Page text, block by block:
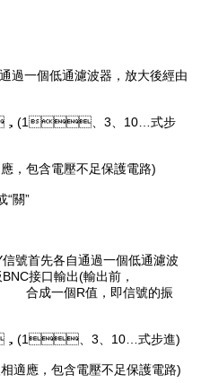
個低通濾波器，放大後經由
，(1、3、10…式步
，包含電壓不足保護電路)
“關”
首先各自通過一個低通濾波
接口輸出(輸出前，
個R值，即信號的振
(1、3、10…式步進)
應，包含電壓不足保護電路)